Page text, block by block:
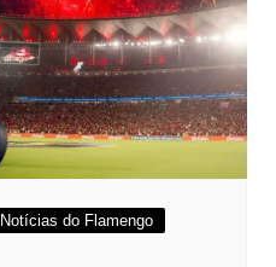
Notícias do Flamengo